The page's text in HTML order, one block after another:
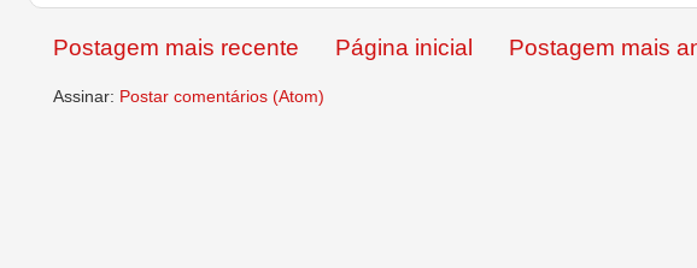
Postagem mais recente Postagem mais
Página inicial
Assinar: Postar comentários (Atom)